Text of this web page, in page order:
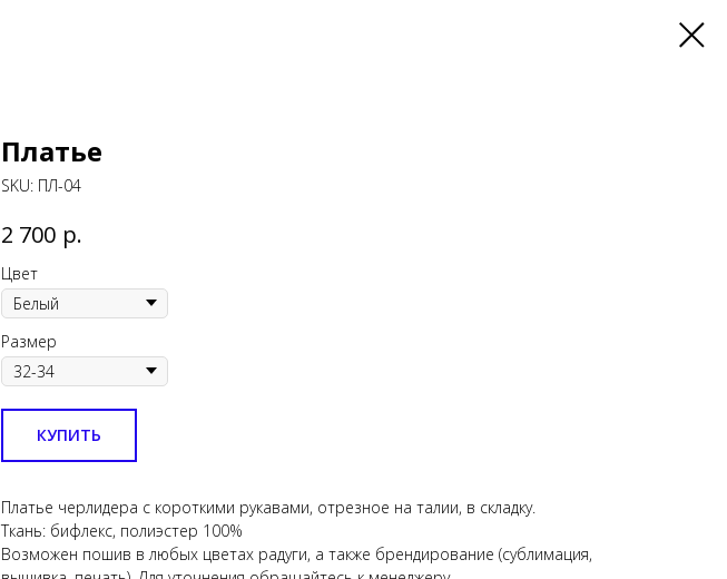
Платье
SKU: ПЛ-04
2 700 р.
Цвет
Размер
КУПИТЬ
Платье черлидера с короткими рукавами, отрезное на талии, в складку.
Ткань: бифлекс, полиэстер 100%
Возможен пошив в любых цветах радуги, а также брендирование (сублимация,